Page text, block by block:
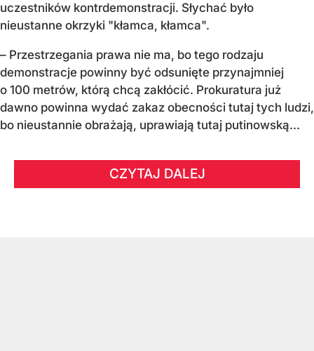
uczestników kontrdemonstracji. Słychać było
nieustanne okrzyki "kłamca, kłamca".
– Przestrzegania prawa nie ma, bo tego rodzaju
demonstracje powinny być odsunięte przynajmniej
o 100 metrów, którą chcą zakłócić. Prokuratura już
dawno powinna wydać zakaz obecności tutaj tych ludzi,
bo nieustannie obrażają, uprawiają tutaj putinowską...
CZYTAJ DALEJ